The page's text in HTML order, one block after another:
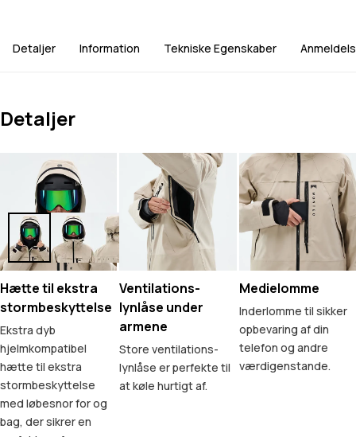
Detaljer Information Tekniske Egenskaber
Detaljer
Hætte til ekstra
stormbeskyttelse
Ekstra dyb
hjelmkompatibel
hætte til ekstra
stormbeskyttelse
med løbesnor for og
bag, der sikrer en
Ventilations-
lynlåse under
armene
Store ventilations-
lynlåse er perfekte til
at køle hurtigt af.
Medielomme
Inderlomme til sikker
opbevaring af din
telefon og andre
værdigenstande.